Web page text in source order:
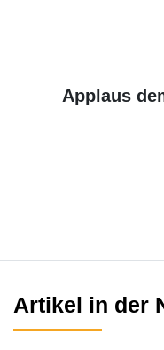
Applaus
Artikel in der